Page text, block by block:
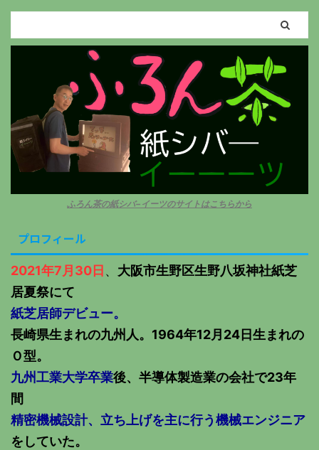
ふろん茶の紙シバ−イーツのサイトはこちらから
プロフィール
2021年7月30日 、 大阪市生野区生野八坂神社紙芝
居夏祭にて
紙芝居師デビュー。
長崎県生まれの九州人。1964年12月24日生まれの
Ｏ型。
九州工業大学卒業後、半導体製造業の会社で23年
間
精密機械設計、立ち上げを主に行う機械エンジニア
をしていた。